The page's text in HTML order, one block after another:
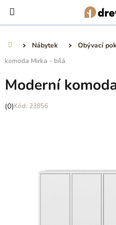
obsah
Nábytek Obývací
komoda Mirka - bílá
Moderní
Průměrné
(0) 23856